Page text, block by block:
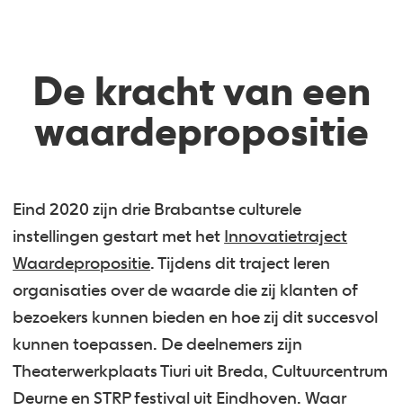
De kracht van een
waardepropositie
Eind 2020 zijn drie Brabantse culturele
instellingen gestart met het Innovatietraject
Waardepropositie. Tijdens dit traject leren
organisaties over de waarde die zij klanten of
bezoekers kunnen bieden en hoe zij dit succesvol
kunnen toepassen. De deelnemers zijn
Theaterwerkplaats Tiuri uit Breda, Cultuurcentrum
Deurne en STRP festival uit Eindhoven. Waar